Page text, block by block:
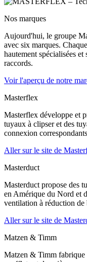
Nos marques
Aujourd'hui, le groupe
avec six marques.
hautement spécialisées
raccords.
Voir l'aperçu de notre
Masterflex
Masterflex développe et
tuyaux à clipser et des
connexion
Aller sur le site de
Masterduct
Masterduct propose des
en Amérique du Nord et
ventilation à réduction de
Aller sur le site de
Matzen & Timm
Matzen & Timm fabrique